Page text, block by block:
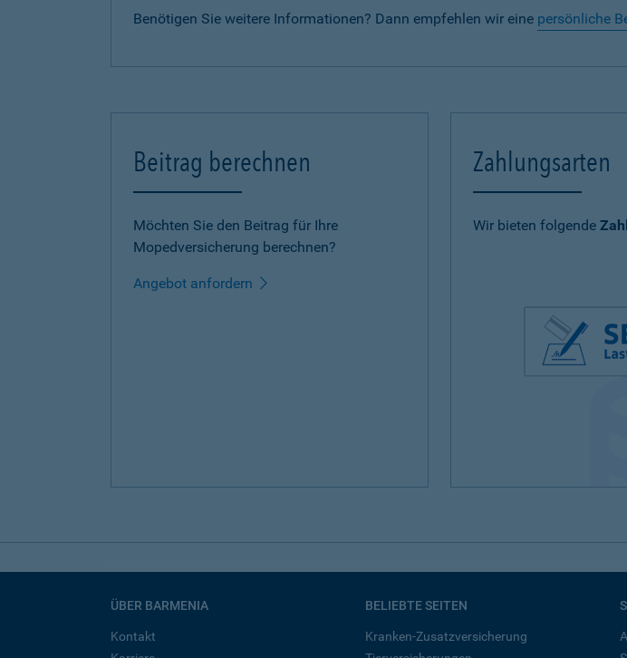
Benötigen Sie weitere Informationen? Dann empfehlen wir eine persönliche
Beitrag berechnen
Möchten Sie den Beitrag für Ihre
Mopedversicherung berechnen?
Angebot anfordern
Zahlungsarten
Wir bieten folgende
ÜBER BARMENIA
Kontakt
BELIEBTE SEITEN
Kranken-Zusatzversicherung